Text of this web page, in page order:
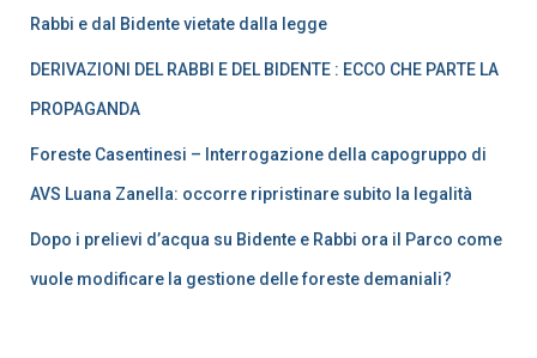
Rabbi e dal Bidente vietate dalla legge
DERIVAZIONI DEL RABBI E DEL BIDENTE : ECCO CHE PARTE LA
PROPAGANDA
Foreste Casentinesi – Interrogazione della capogruppo di
AVS Luana Zanella: occorre ripristinare subito la legalità
Dopo i prelievi d’acqua su Bidente e Rabbi ora il Parco come
vuole modificare la gestione delle foreste demaniali?